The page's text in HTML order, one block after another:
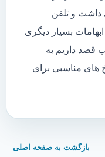
داشت و تلفن
بسیار دیگری
قصد داریم به
های مناسبی برای
بازگشت به صفحه اصلی